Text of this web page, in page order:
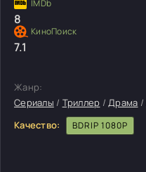
8
7.1
Жанр:
Сериалы / Триллер /Драма /
Качество:
BDRIP 1080P